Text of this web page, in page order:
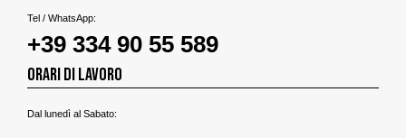
Tel / WhatsApp:
+39 334 90 55 589
ORARI DI LAVORO
Dal lunedì al Sabato: